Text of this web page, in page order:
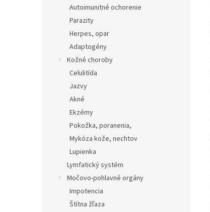
Autoimunitné ochorenie
Parazity
Herpes, opar
Adaptogény
Kožné choroby
Celulitída
Jazvy
Akné
Ekzémy
Pokožka, poranenia,
Mykóza kože, nechtov
Lupienka
Lymfatický systém
Močovo-pohlavné orgány
Impotencia
Štítna žľaza